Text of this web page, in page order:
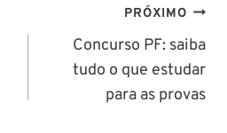
PRÓXIMO
Concurso PF: saiba
tudo o que estudar
para as provas